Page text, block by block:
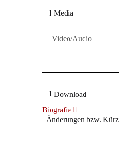
Media
Video/Audio
Download
Biografie
Änderungen bzw.